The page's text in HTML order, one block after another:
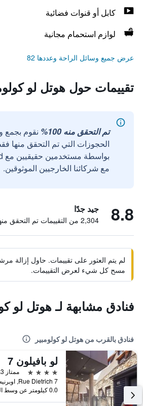
كابل أو قنوات فضائية
لوازم استحمام مجانية
عرض جميع وسائل الراحة وعددها 82
تقييمات حول هوتل لو
تم التحقق منه 100%
نقوم بجمع
الحجوزات التي تم التحقق منها
مع شركائنا الخارجيين الموثوقين.
8.8 جيد جدًا
2,304 من التقييمات تم التحقق منها
لم يتم العثور على تقييمات. حاول إزالة
مسح كل شيء لعرض التقييمات.
فنادق مشابهة لـ هوتل لو
فنادق بالقرب من هوتل لو كولومبير
لو بافيلون 7
4 نجوم
ممتاز 8.3
0.0 كيلومتر عن وسط المدينة